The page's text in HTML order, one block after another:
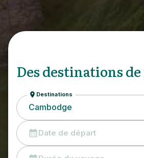
Des destinations
Destinations
Cambodge
Date de départ